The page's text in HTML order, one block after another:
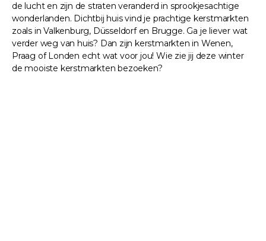
de lucht en zijn de straten veranderd in sprookjesachtige
wonderlanden. Dichtbij huis vind je prachtige kerstmarkten
zoals in Valkenburg, Düsseldorf en Brugge. Ga je liever wat
verder weg van huis? Dan zijn kerstmarkten in Wenen,
Praag of Londen echt wat voor jou! Wie zie jij deze winter
de mooiste kerstmarkten bezoeken?